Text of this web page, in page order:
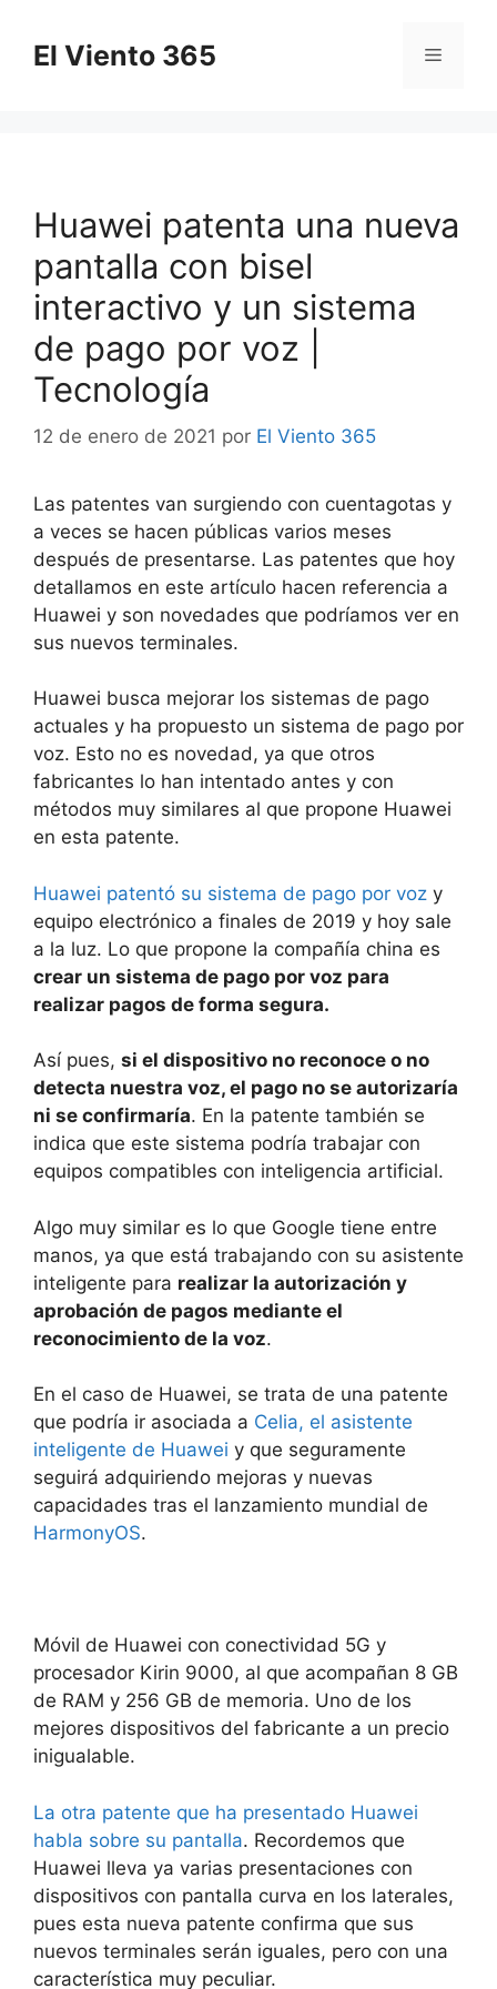
contenido
El Viento 365 Menú
Huawei patenta una nueva
pantalla con bisel
interactivo y un sistema
de pago por voz |
Tecnología
12 de enero de 2021 por El Viento 365
Las patentes van surgiendo con cuentagotas y
a veces se hacen públicas varios meses
después de presentarse. Las patentes que hoy
detallamos en este artículo hacen referencia a
Huawei y son novedades que podríamos ver en
sus nuevos terminales.
Huawei busca mejorar los sistemas de pago
actuales y ha propuesto un sistema de pago por
voz. Esto no es novedad, ya que otros
fabricantes lo han intentado antes y con
métodos muy similares al que propone Huawei
en esta patente.
Huawei patentó su sistema de pago por voz y
equipo electrónico a finales de 2019 y hoy sale
a la luz. Lo que propone la compañía china es
crear un sistema de pago por voz para
realizar pagos de forma segura.
Así pues, si el dispositivo no reconoce o no
detecta nuestra voz, el pago no se autorizaría
ni se confirmaría. En la patente también se
indica que este sistema podría trabajar con
equipos compatibles con inteligencia artificial.
Algo muy similar es lo que Google tiene entre
manos, ya que está trabajando con su asistente
inteligente para realizar la autorización y
aprobación de pagos mediante el
reconocimiento de la voz.
En el caso de Huawei, se trata de una patente
que podría ir asociada a Celia, el asistente
inteligente de Huawei y que seguramente
seguirá adquiriendo mejoras y nuevas
capacidades tras el lanzamiento mundial de
HarmonyOS.
Móvil de Huawei con conectividad 5G y
procesador Kirin 9000, al que acompañan 8 GB
de RAM y 256 GB de memoria. Uno de los
mejores dispositivos del fabricante a un precio
inigualable.
La otra patente que ha presentado Huawei
habla sobre su pantalla. Recordemos que
Huawei lleva ya varias presentaciones con
dispositivos con pantalla curva en los laterales,
pues esta nueva patente confirma que sus
nuevos terminales serán iguales, pero con una
característica muy peculiar.